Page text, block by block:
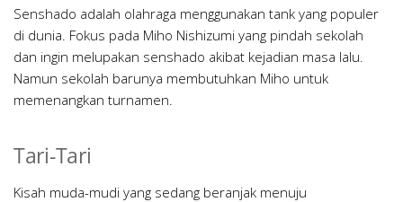
Senshado adalah olahraga menggunakan tank yang populer
di dunia. Fokus pada Miho Nishizumi yang pindah sekolah
dan ingin melupakan senshado akibat kejadian masa lalu.
Namun sekolah barunya membutuhkan Miho untuk
memenangkan turnamen.
Tari-Tari
Kisah muda-mudi yang sedang beranjak menuju